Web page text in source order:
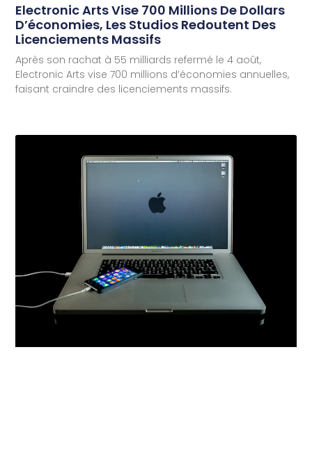
Electronic Arts Vise 700 Millions De Dollars
D’économies, Les Studios Redoutent Des
Licenciements Massifs
Après son rachat à 55 milliards refermé le 4 août,
Electronic Arts vise 700 millions d’économies annuelles,
faisant craindre des licenciements massifs.